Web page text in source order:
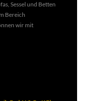
Sessel und Betten
Bereich
wir mit